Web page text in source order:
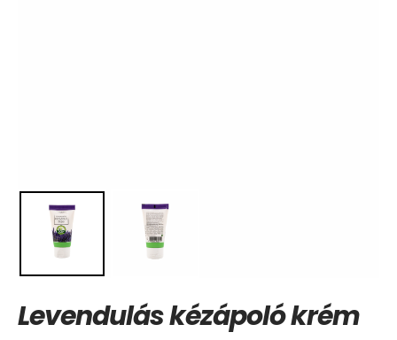
Levendulás kézápoló krém